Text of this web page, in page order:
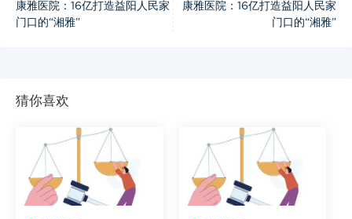
康雅医院：16亿打造益阳人民家
门口的“湘雅”
康雅医院：16亿打造益阳人民家
门口的“湘雅”
猜你喜欢